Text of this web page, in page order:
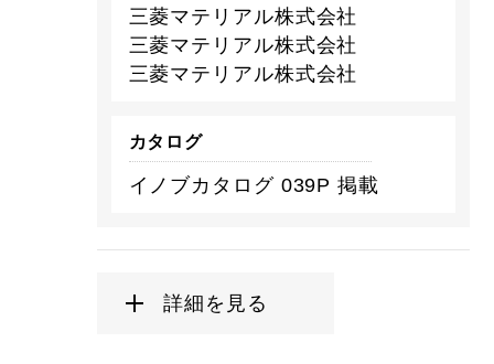
三菱マテリアル株式会社
三菱マテリアル株式会社
三菱マテリアル株式会社
カタログ
イノブカタログ 039P 掲載
詳細を見る